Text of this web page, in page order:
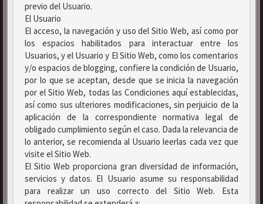
previo del Usuario.
El Usuario
El acceso, la navegación y uso del Sitio Web, así como por
los espacios habilitados para interactuar entre los
Usuarios, y el Usuario y El Sitio Web, como los comentarios
y/o espacios de blogging, confiere la condición de Usuario,
por lo que se aceptan, desde que se inicia la navegación
por el Sitio Web, todas las Condiciones aquí establecidas,
así como sus ulteriores modificaciones, sin perjuicio de la
aplicación de la correspondiente normativa legal de
obligado cumplimiento según el caso. Dada la relevancia de
lo anterior, se recomienda al Usuario leerlas cada vez que
visite el Sitio Web.
El Sitio Web proporciona gran diversidad de información,
servicios y datos. El Usuario asume su responsabilidad
para realizar un uso correcto del Sitio Web. Esta